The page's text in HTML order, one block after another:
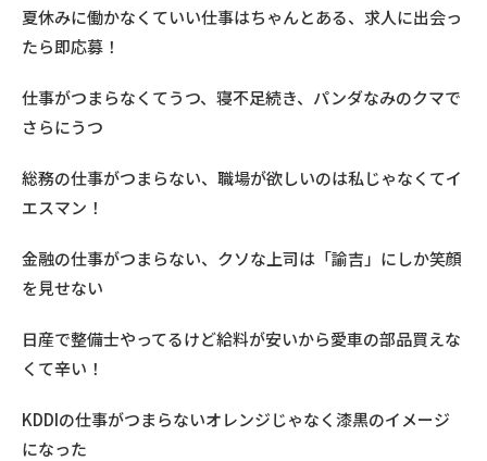
夏休みに働かなくていい仕事はちゃんとある、求人に出会っ
たら即応募！
仕事がつまらなくてうつ、寝不足続き、パンダなみのクマで
さらにうつ
総務の仕事がつまらない、職場が欲しいのは私じゃなくてイ
エスマン！
金融の仕事がつまらない、クソな上司は「諭吉」にしか笑顔
を見せない
日産で整備士やってるけど給料が安いから愛車の部品買えな
くて辛い！
KDDIの仕事がつまらないオレンジじゃなく漆黒のイメージ
になった